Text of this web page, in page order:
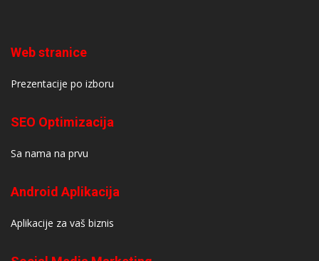
Web stranice
Prezentacije po izboru
SEO Optimizacija
Sa nama na prvu
Android Aplikacija
Aplikacije za vaš biznis